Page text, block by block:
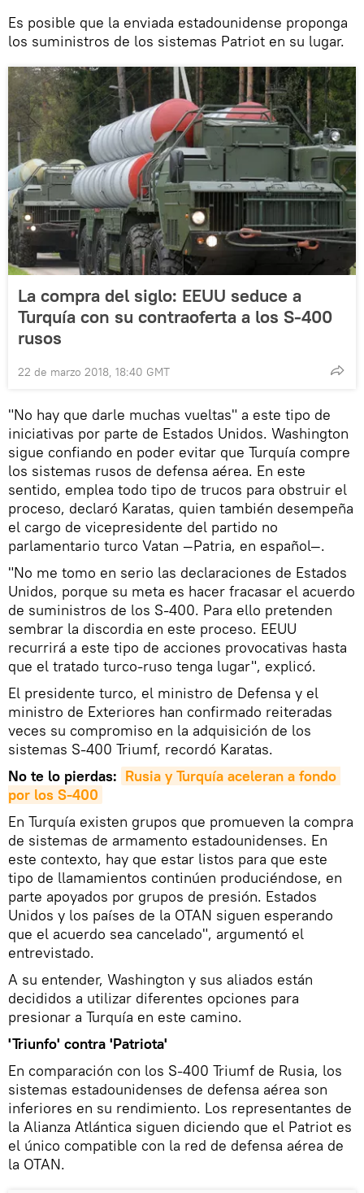
Es posible que la enviada estadounidense proponga
los suministros de los sistemas Patriot en su lugar.
La compra del siglo: EEUU seduce a
Turquía con su contraoferta a los S-400
rusos
22 de marzo 2018, 18:40 GMT
"No hay que darle muchas vueltas" a este tipo de
iniciativas por parte de Estados Unidos. Washington
sigue confiando en poder evitar que Turquía compre
los sistemas rusos de defensa aérea. En este
sentido, emplea todo tipo de trucos para obstruir el
proceso, declaró Karatas, quien también desempeña
el cargo de vicepresidente del partido no
parlamentario turco Vatan —Patria, en español—.
"No me tomo en serio las declaraciones de Estados
Unidos, porque su meta es hacer fracasar el acuerdo
de suministros de los S-400. Para ello pretenden
sembrar la discordia en este proceso. EEUU
recurrirá a este tipo de acciones provocativas hasta
que el tratado turco-ruso tenga lugar", explicó.
El presidente turco, el ministro de Defensa y el
ministro de Exteriores han confirmado reiteradas
veces su compromiso en la adquisición de los
sistemas S-400 Triumf, recordó Karatas.
No te lo pierdas: Rusia y Turquía aceleran a fondo
por los S-400
En Turquía existen grupos que promueven la compra
de sistemas de armamento estadounidenses. En
este contexto, hay que estar listos para que este
tipo de llamamientos continúen produciéndose, en
parte apoyados por grupos de presión. Estados
Unidos y los países de la OTAN siguen esperando
que el acuerdo sea cancelado", argumentó el
entrevistado.
A su entender, Washington y sus aliados están
decididos a utilizar diferentes opciones para
presionar a Turquía en este camino.
'Triunfo' contra 'Patriota'
En comparación con los S-400 Triumf de Rusia, los
sistemas estadounidenses de defensa aérea son
inferiores en su rendimiento. Los representantes de
la Alianza Atlántica siguen diciendo que el Patriot es
el único compatible con la red de defensa aérea de
la OTAN.